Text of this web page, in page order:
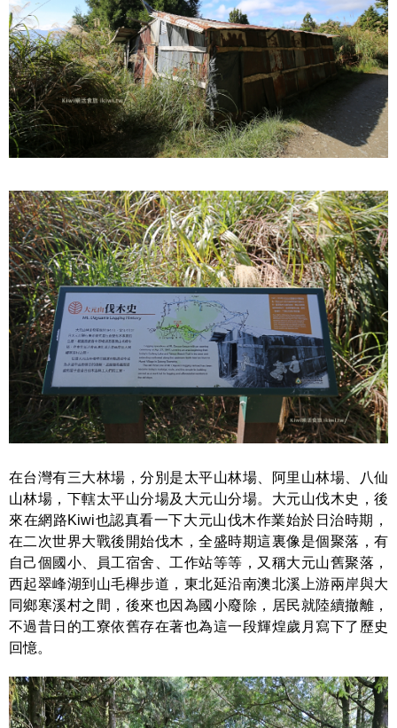
在台灣有三大林場，分別是太平山林場、阿里山林場、八仙
山林場，下轄太平山分場及大元山分場。大元山伐木史，後
來在網路Kiwi也認真看一下大元山伐木作業始於日治時期，
在二次世界大戰後開始伐木，全盛時期這裏像是個聚落，有
自己個國小、員工宿舍、工作站等等，又稱大元山舊聚落，
西起翠峰湖到山毛櫸步道，東北延沿南澳北溪上游兩岸與大
同鄉寒溪村之間，後來也因為國小廢除，居民就陸續撤離，
不過昔日的工寮依舊存在著也為這一段輝煌歲月寫下了歷史
回憶。